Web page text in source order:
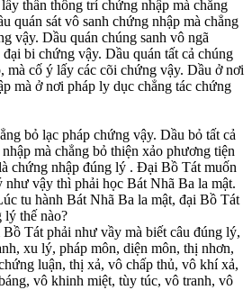
thần thông trí chứng nhập mà chẳng
quán sát vô sanh chứng nhập mà chẳng
vậy. Dầu quán chúng sanh vô ngã
bi chứng vậy. Dầu quán tất cả chúng
mà cố ý lấy các cõi chứng vậy. Dầu ở nơi
mà ở nơi pháp ly dục chẳng tác chứng
bỏ lạc pháp chứng vậy. Dầu bỏ tất cả
mà chẳng bỏ thiện xảo phương tiện
chứng nhập đúng lý . Ðại Bồ Tát muốn
vậy thì phải học Bát Nhã Ba la mật.
tu hành Bát Nhã Ba la mật, đại Bồ Tát
lý thế nào?
Tát phải như vầy mà biết câu đúng lý,
xu lý, pháp môn, diện môn, thị nhơn,
luận, thị xả, vô chấp thủ, vô khí xả,
vô khinh miệt, tùy túc, vô tranh, vô